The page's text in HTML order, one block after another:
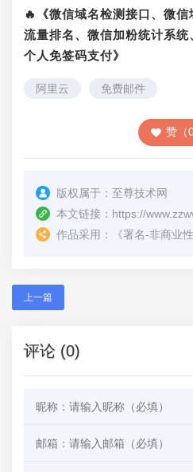
🔥《微信域名检测接口、微
流量排名、微信加粉统计系统
个人免签码支付》
阿里云 免费邮件
赞（0
版权属于： 至尊技术网
本文链接： https://
作品采用：
《署名-非商业性使用-相
上一篇
评论 (0)